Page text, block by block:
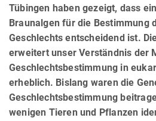
Tübingen haben gezeigt, dass
Braunalgen für die Bestimmung
Geschlechts entscheidend ist.
erweitert unser Verständnis der
Geschlechtsbestimmung in
erheblich. Bislang waren die
Geschlechtsbestimmung
wenigen Tieren und Pflanzen